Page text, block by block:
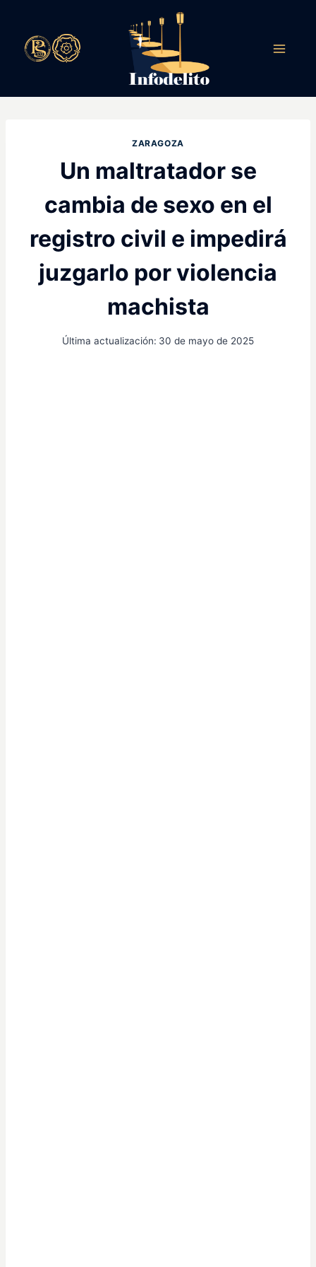
contenido
ZARAGOZA
Un maltratador se
cambia de sexo en el
registro civil e impedirá
juzgarlo por violencia
machista
Última actualización: 30 de mayo de 2025